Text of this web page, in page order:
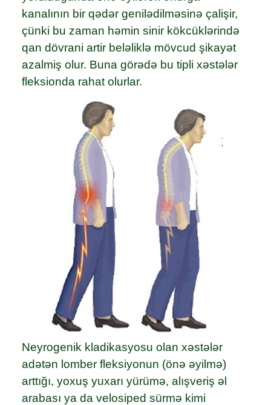
kanalının bir qədər genilədilməsinə çalişir,
çünki bu zaman həmin sinir kökcüklərində
qan dövrani artir beləliklə mövcud şikayət
azalmiş olur. Buna görədə bu tipli xəstələr
fleksionda rahat olurlar.
Neyrogenik kladikasyosu olan xəstələr
adətən lomber fleksiyonun (önə əyilmə)
arttığı, yoxuş yuxarı yürümə, alışveriş əl
arabası ya da velosiped sürmə kimi